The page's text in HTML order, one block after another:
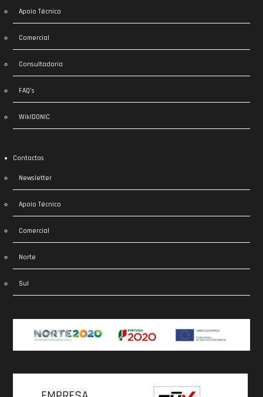
Apoio Técnico
Comercial
Consultadoria
FAQ’s
WikIDONIC
Contactos
Newsletter
Apoio Técnico
Comercial
Norte
Sul